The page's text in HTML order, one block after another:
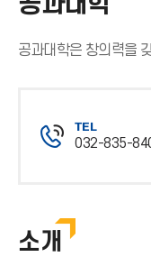
공과대학은 창의력을
TEL
032-835-
호
소개